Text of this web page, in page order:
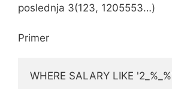
poslednja 3(123, 1205553…)
Primer
WHERE SALARY LIKE